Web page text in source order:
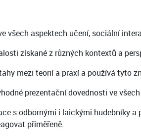
všech aspektech učení, sociální
získané z různých kontextů a
mezi teorií a praxí a používá tyto
prezentační dovednosti ve
s odbornými i laickými hudebníky
přiměřeně.